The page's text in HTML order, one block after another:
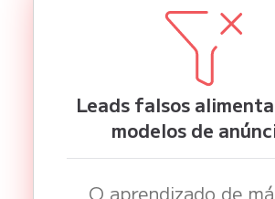
Leads falsos
modelos de
O aprendizado de